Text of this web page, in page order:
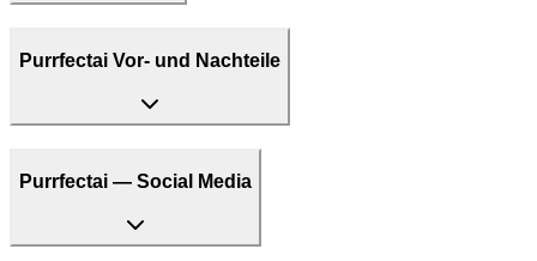
Purrfectai Vor- und Nachteile
Purrfectai — Social Media